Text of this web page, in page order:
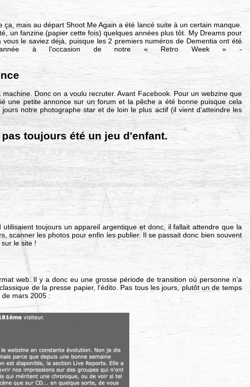
mais au départ Shoot Me Again a été lancé suite à un certain manque.
un fanzine (papier cette fois) quelques années plus tôt. My Dreams pour
le saviez déjà, puisque les 2 premiers numéros de Dementia ont été
à l'occasion de notre « Retro Week » -
Donc on a voulu recruter. Avant Facebook. Pour un webzine que
une petite annonce sur un forum et la pêche a été bonne puisque cela
notre photographe star et de loin le plus actif (il vient d'atteindre les
toujours été un jeu d'enfant.
toujours un appareil argentique et donc, il fallait attendre que la
scanner les photos pour enfin les publier. Il se passait donc bien souvent
le site !
web. Il y a donc eu une grosse période de transition où personne n'a
de la presse papier, l'édito. Pas tous les jours, plutôt un de temps
mars 2005 :